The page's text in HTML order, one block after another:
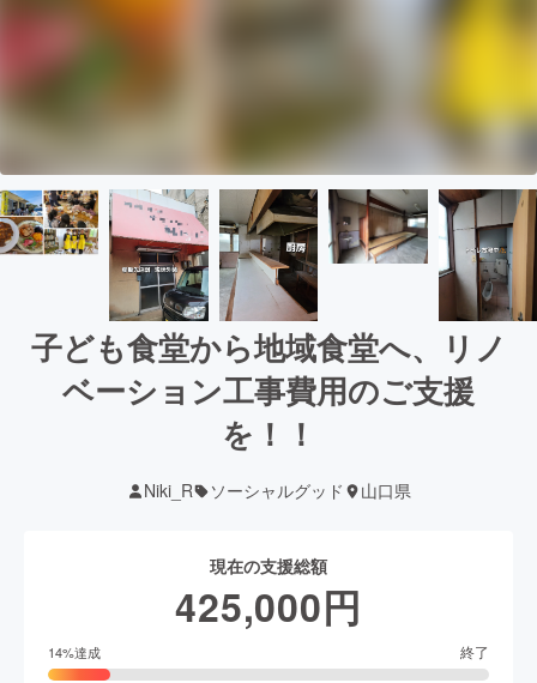
子ども食堂から地域食堂へ、リノ
ベーション工事費用のご支援
を！！
Niki_R ソーシャルグッド 山口県
現在の支援総額
425,000円
14%達成 終了